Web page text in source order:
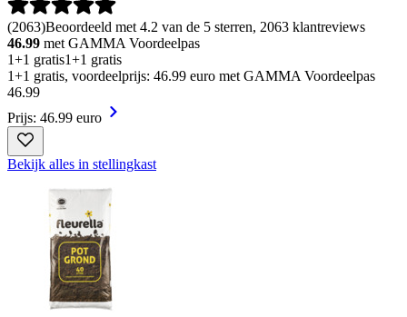
(2063)Beoordeeld met 4.2 van de 5 sterren, 2063 klantreviews
46.99 met GAMMA Voordeelpas
1+1 gratis1+1 gratis
1+1 gratis, voordeelprijs: 46.99 euro met GAMMA Voordeelpas
46.99
Prijs: 46.99 euro
Bekijk alles in stellingkast